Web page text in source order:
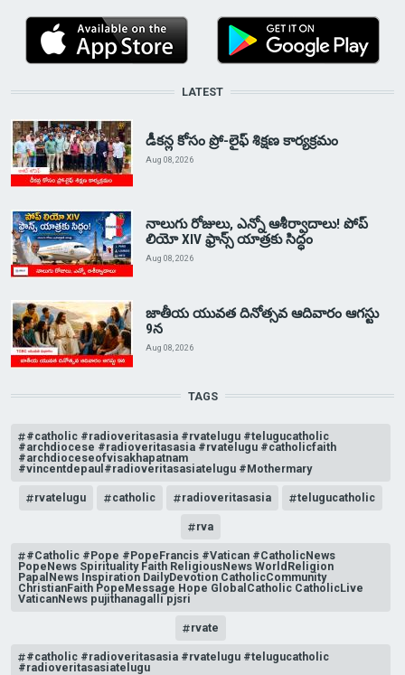
LATEST
డీకన్ల కోసం ప్రో-లైఫ్ శిక్షణ కార్యక్రమం
Aug 08, 2026
నాలుగు రోజులు, ఎన్నో ఆశీర్వాదాలు! పోప్
లియో XIV ఫ్రాన్స్ యాత్రకు సిద్ధం
Aug 08, 2026
జాతీయ యువత దినోత్సవ ఆదివారం ఆగస్టు
9న
Aug 08, 2026
TAGS
#catholic #radioveritasasia #rvatelugu #telugucatholic
#archdiocese #radioveritasasia #rvatelugu #catholicfaith
#archdioceseofvisakhapatnam
#vincentdepaul#radioveritasasiatelugu #Mothermary
rvatelugu catholic radioveritasasia telugucatholic
rva
#Catholic #Pope #PopeFrancis #Vatican #CatholicNews
PopeNews Spirituality Faith ReligiousNews WorldReligion
PapalNews Inspiration DailyDevotion CatholicCommunity
ChristianFaith PopeMessage Hope GlobalCatholic CatholicLive
VaticanNews pujithanagalli pjsri
rvate
#catholic #radioveritasasia #rvatelugu #telugucatholic
#radioveritasasiatelugu